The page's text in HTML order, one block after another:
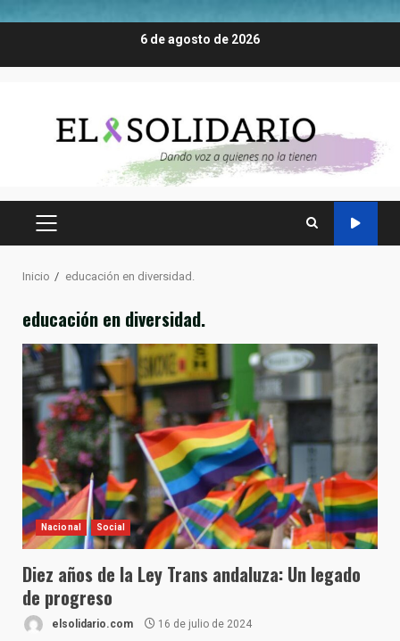
6 de agosto de 2026
MENÚ
Inicio educación en diversidad.
educación en diversidad.
Nacional Social
Diez años de la Ley Trans andaluza: Un legado
de progreso
elsolidario.com 16 de julio de 2024